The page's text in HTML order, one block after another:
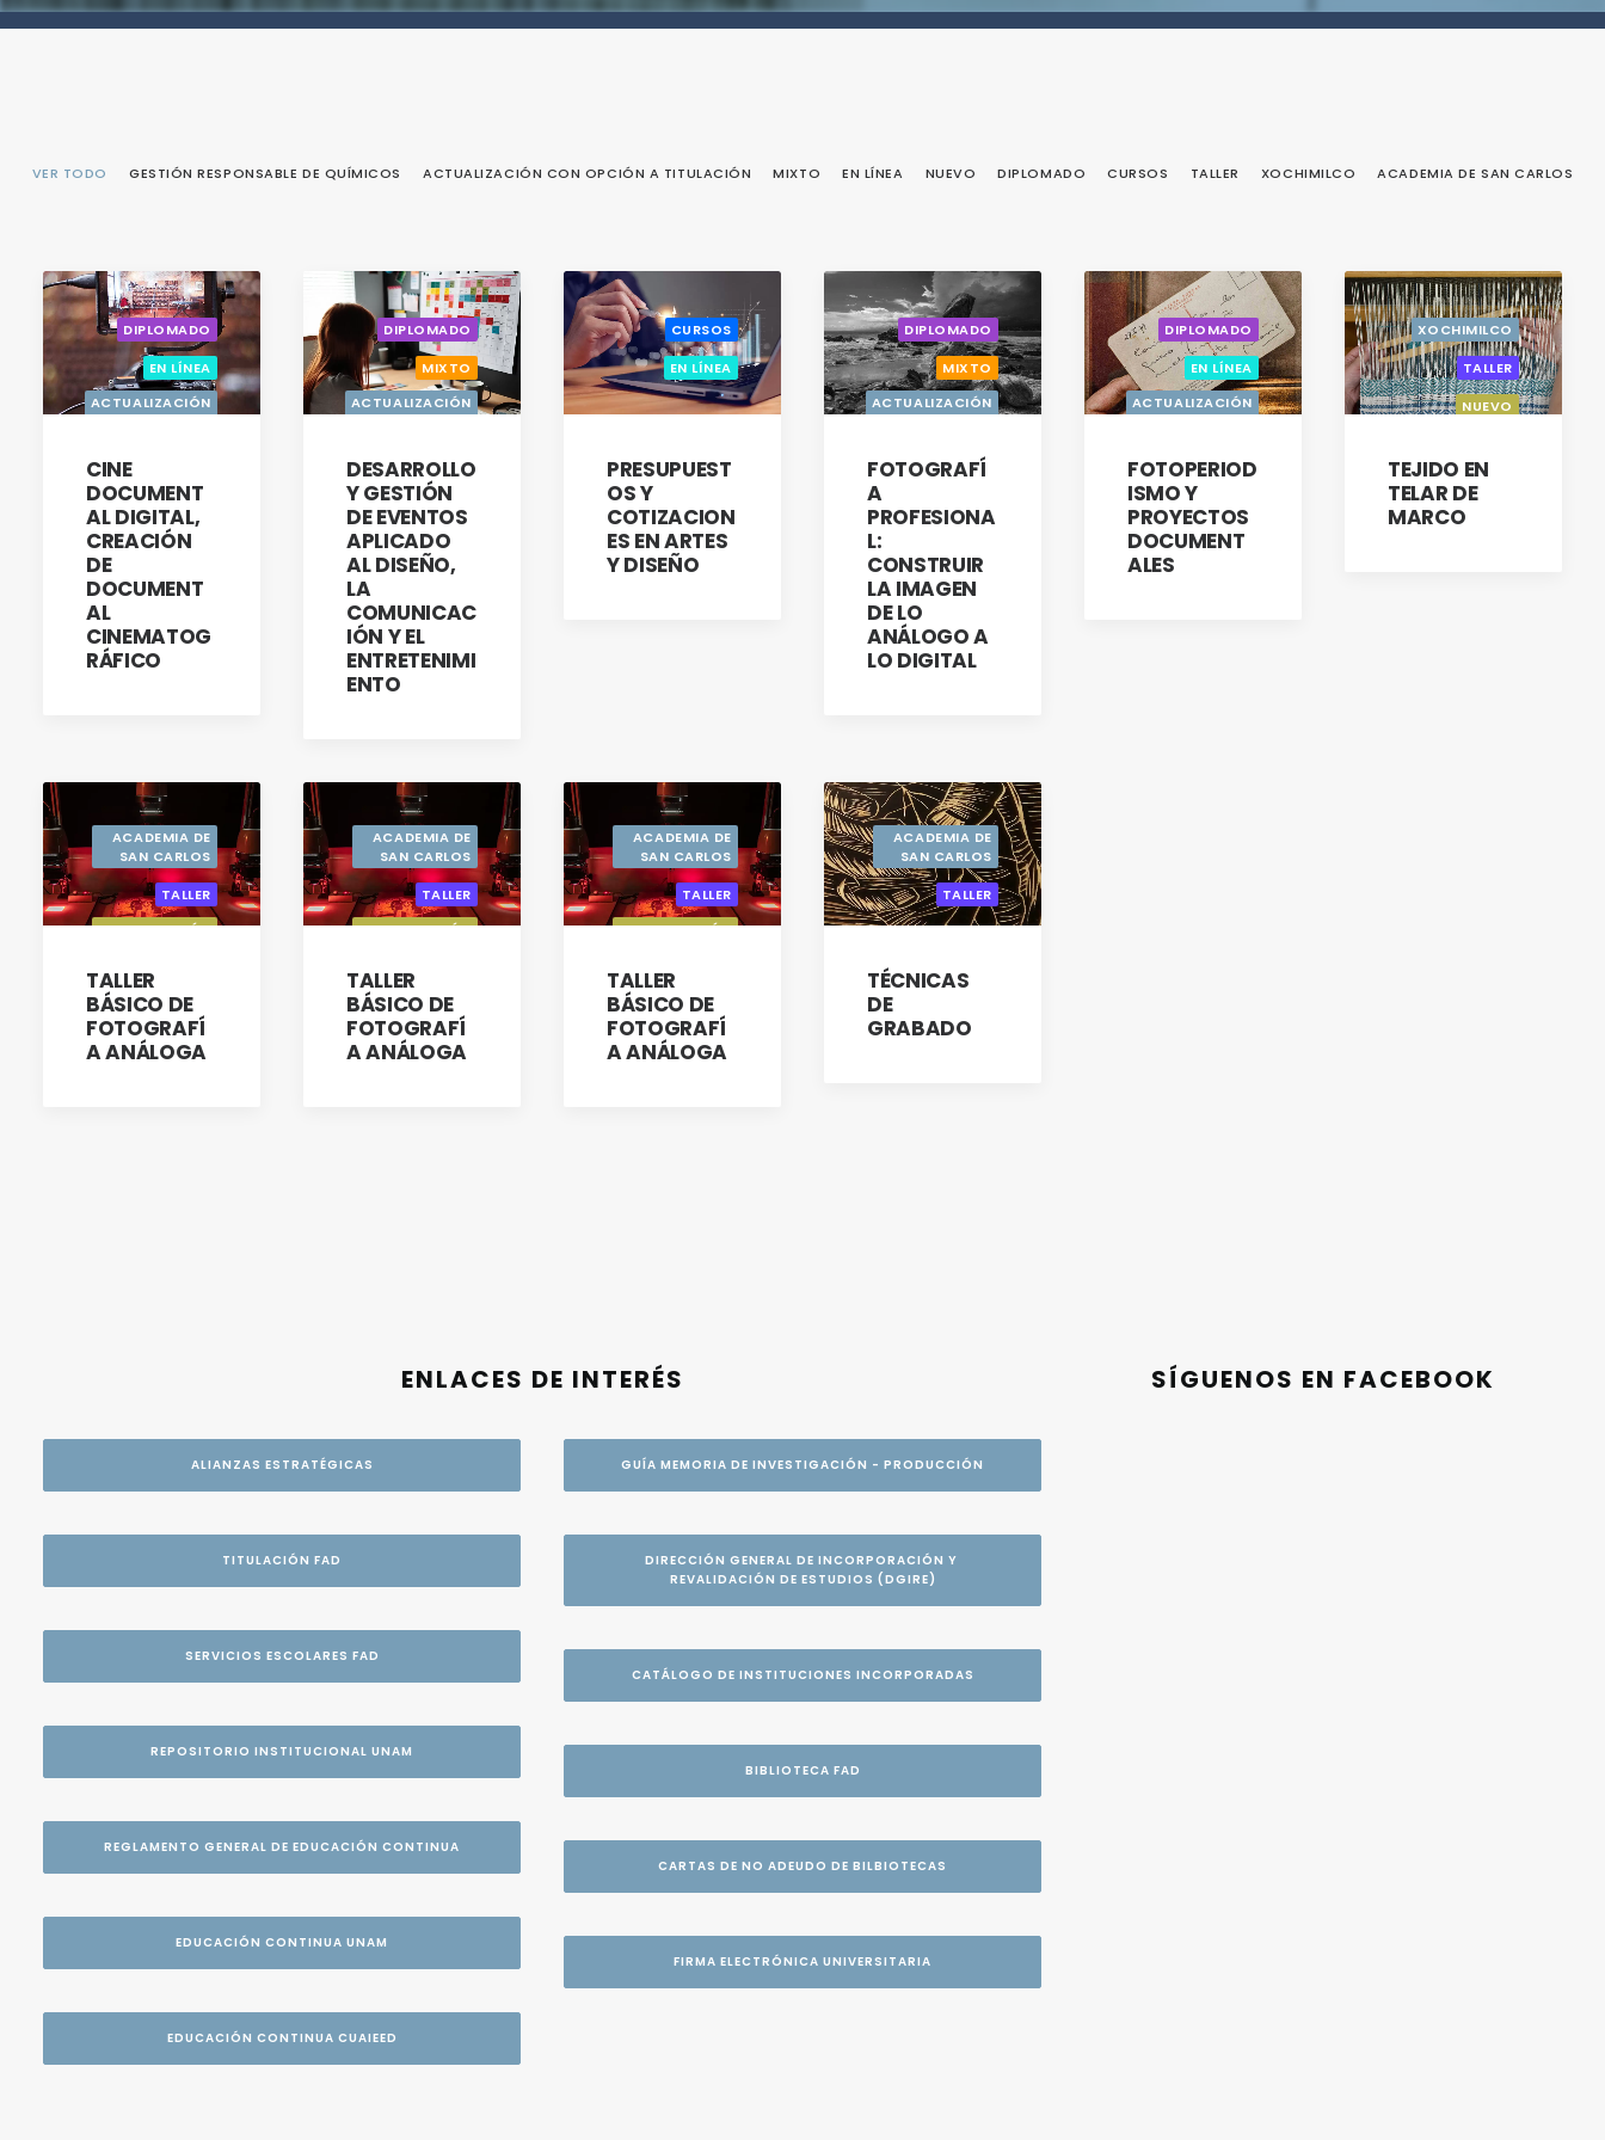
VER TODO GESTIÓN RESPONSABLE DE QUÍMICOS ACTUALIZACIÓN CON OPCIÓN A TITULACIÓN MIXTO EN LÍNEA NUEVO DIPLOMADO CURSOS TALLER XOCHIMILCO ACADEMIA DE SAN CARLOS
DIPLOMADO
EN LÍNEA
ACTUALIZACIÓN
CINE
DOCUMENT
AL DIGITAL,
CREACIÓN
DE
DOCUMENT
AL
CINEMATOG
RÁFICO
DIPLOMADO
MIXTO
ACTUALIZACIÓN
DESARROLLO
Y GESTIÓN
DE EVENTOS
APLICADO
AL DISEÑO,
LA
COMUNICAC
IÓN Y EL
ENTRETENIMI
ENTO
CURSOS
EN LÍNEA
PRESUPUEST
OS Y
COTIZACION
ES EN ARTES
Y DISEÑO
DIPLOMADO
MIXTO
ACTUALIZACIÓN
GESTIÓN
DE QUÍMICOS
FOTOGRAFÍ
A
PROFESIONA
L:
CONSTRUIR
LA IMAGEN
DE LO
ANÁLOGO A
LO DIGITAL
DIPLOMADO
EN LÍNEA
ACTUALIZACIÓN
FOTOPERIOD
ISMO Y
PROYECTOS
DOCUMENT
ALES
XOCHIMILCO
TALLER
NUEVO
RESPONSABLE
DE QUÍMICOS
TEJIDO EN
TELAR DE
MARCO
ACADEMIA DE
SAN CARLOS
TALLER
GESTIÓN
TALLER
BÁSICO DE
FOTOGRAFÍ
A ANÁLOGA
ACADEMIA DE
SAN CARLOS
TALLER
GESTIÓN
TALLER
BÁSICO DE
FOTOGRAFÍ
A ANÁLOGA
ACADEMIA DE
SAN CARLOS
TALLER
GESTIÓN
TALLER
BÁSICO DE
FOTOGRAFÍ
A ANÁLOGA
ACADEMIA DE
SAN CARLOS
TALLER
TÉCNICAS
DE
GRABADO
ENLACES DE INTERÉS
ALIANZAS ESTRATÉGICAS
TITULACIÓN FAD
SERVICIOS ESCOLARES FAD
REPOSITORIO INSTITUCIONAL UNAM
REGLAMENTO GENERAL DE EDUCACIÓN CONTINUA
EDUCACIÓN CONTINUA UNAM
EDUCACIÓN CONTINUA CUAIEED
GUÍA MEMORIA DE INVESTIGACIÓN - PRODUCCIÓN
DIRECCIÓN GENERAL DE INCORPORACIÓN Y
REVALIDACIÓN DE ESTUDIOS (DGIRE)
CATÁLOGO DE INSTITUCIONES INCORPORADAS
BIBLIOTECA FAD
CARTAS DE NO ADEUDO DE BILBIOTECAS
FIRMA ELECTRÓNICA UNIVERSITARIA
SÍGUENOS EN FACEBOOK